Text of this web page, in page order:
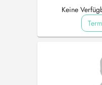
Keine